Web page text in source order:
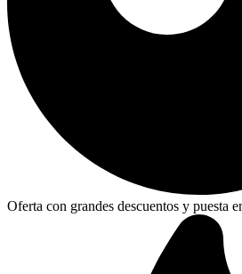
Oferta con grandes descuentos y puesta